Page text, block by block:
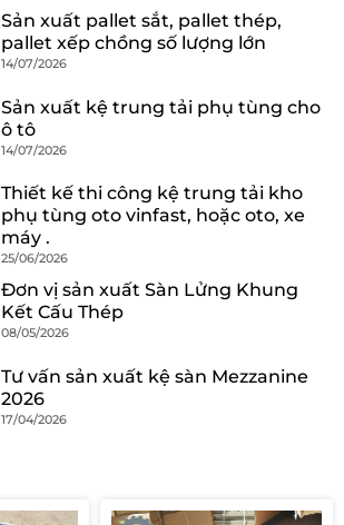
Sản xuất pallet sắt, pallet thép,
pallet xếp chồng số lượng lớn
14/07/2026
Sản xuất kệ trung tải phụ tùng cho
ô tô
14/07/2026
Thiết kế thi công kệ trung tải kho
phụ tùng oto vinfast, hoặc oto, xe
máy .
25/06/2026
Đơn vị sản xuất Sàn Lửng Khung
Kết Cấu Thép
08/05/2026
Tư vấn sản xuất kệ sàn Mezzanine
2026
17/04/2026